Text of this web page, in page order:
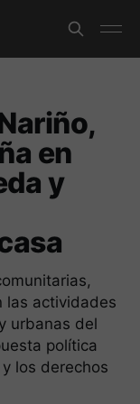
en
y
las actividades
urbanas del
política
los derechos